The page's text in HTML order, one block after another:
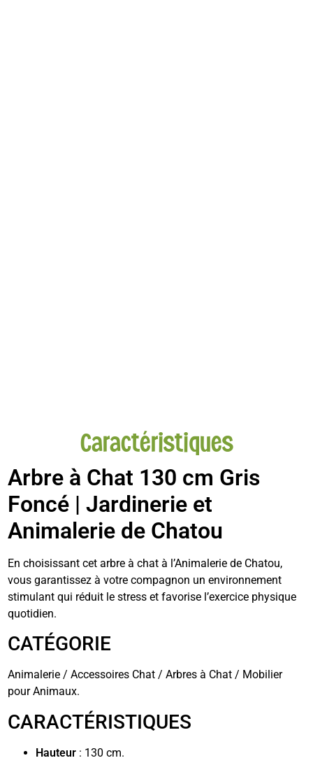
Caractéristiques
Arbre à Chat 130 cm Gris
Foncé | Jardinerie et
Animalerie de Chatou
En choisissant cet arbre à chat à l’Animalerie de Chatou,
vous garantissez à votre compagnon un environnement
stimulant qui réduit le stress et favorise l’exercice physique
quotidien.
CATÉGORIE
Animalerie / Accessoires Chat / Arbres à Chat / Mobilier
pour Animaux.
CARACTÉRISTIQUES
Hauteur : 130 cm.